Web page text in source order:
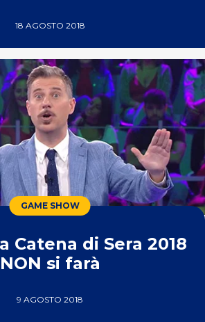
18 AGOSTO 2018
GAME SHOW
Catena di Sera 2018
NON si farà
9 AGOSTO 2018